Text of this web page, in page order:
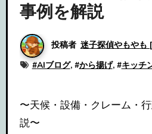
事例を解説
投稿者 迷子探偵やもやも
#AIブログ, #から揚げ, #キッチ
〜天候・設備・クレーム・行政対応まで徹底解
説〜